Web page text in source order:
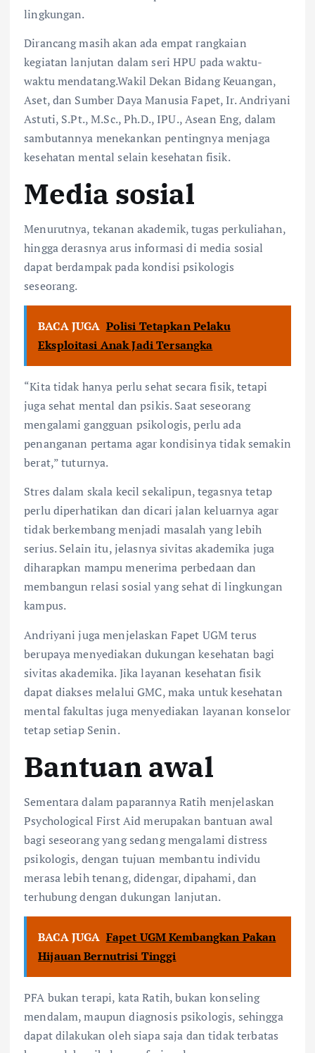
lingkungan.
Dirancang masih akan ada empat rangkaian
kegiatan lanjutan dalam seri HPU pada waktu-
waktu mendatang.Wakil Dekan Bidang Keuangan,
Aset, dan Sumber Daya Manusia Fapet, Ir. Andriyani
Astuti, S.Pt., M.Sc., Ph.D., IPU., Asean Eng, dalam
sambutannya menekankan pentingnya menjaga
kesehatan mental selain kesehatan fisik.
Media sosial
Menurutnya, tekanan akademik, tugas perkuliahan,
hingga derasnya arus informasi di media sosial
dapat berdampak pada kondisi psikologis
seseorang.
BACA JUGA Polisi Tetapkan Pelaku
Eksploitasi Anak Jadi Tersangka
“Kita tidak hanya perlu sehat secara fisik, tetapi
juga sehat mental dan psikis. Saat seseorang
mengalami gangguan psikologis, perlu ada
penanganan pertama agar kondisinya tidak semakin
berat,” tuturnya.
Stres dalam skala kecil sekalipun, tegasnya tetap
perlu diperhatikan dan dicari jalan keluarnya agar
tidak berkembang menjadi masalah yang lebih
serius. Selain itu, jelasnya sivitas akademika juga
diharapkan mampu menerima perbedaan dan
membangun relasi sosial yang sehat di lingkungan
kampus.
Andriyani juga menjelaskan Fapet UGM terus
berupaya menyediakan dukungan kesehatan bagi
sivitas akademika. Jika layanan kesehatan fisik
dapat diakses melalui GMC, maka untuk kesehatan
mental fakultas juga menyediakan layanan konselor
tetap setiap Senin.
Bantuan awal
Sementara dalam paparannya Ratih menjelaskan
Psychological First Aid merupakan bantuan awal
bagi seseorang yang sedang mengalami distress
psikologis, dengan tujuan membantu individu
merasa lebih tenang, didengar, dipahami, dan
terhubung dengan dukungan lanjutan.
BACA JUGA Fapet UGM Kembangkan Pakan
Hijauan Bernutrisi Tinggi
PFA bukan terapi, kata Ratih, bukan konseling
mendalam, maupun diagnosis psikologis, sehingga
dapat dilakukan oleh siapa saja dan tidak terbatas